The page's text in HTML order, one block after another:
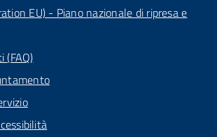
EU) - Piano nazionale di ripresa e
(FAQ)